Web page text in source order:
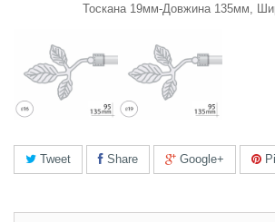
Тоскана 19мм-Довжина 135мм,
Tweet Share Google+